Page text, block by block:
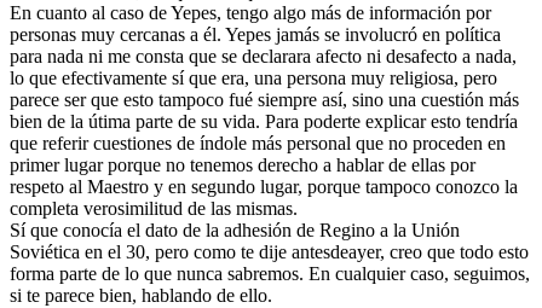
En cuanto al caso de Yepes, tengo algo más de información por
personas muy cercanas a él. Yepes jamás se involucró en política
para nada ni me consta que se declarara afecto ni desafecto a nada,
lo que efectivamente sí que era, una persona muy religiosa, pero
parece ser que esto tampoco fué siempre así, sino una cuestión más
bien de la útima parte de su vida. Para poderte explicar esto tendría
que referir cuestiones de índole más personal que no proceden en
primer lugar porque no tenemos derecho a hablar de ellas por
respeto al Maestro y en segundo lugar, porque tampoco conozco la
completa verosimilitud de las mismas.
Sí que conocía el dato de la adhesión de Regino a la Unión
Soviética en el 30, pero como te dije antesdeayer, creo que todo esto
forma parte de lo que nunca sabremos. En cualquier caso, seguimos,
si te parece bien, hablando de ello.